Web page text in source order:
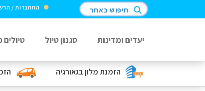
הזמנת מלוןבגאורגיה
התחברות / חיפוש באתר
יעדים ומדינות סגנון טיול